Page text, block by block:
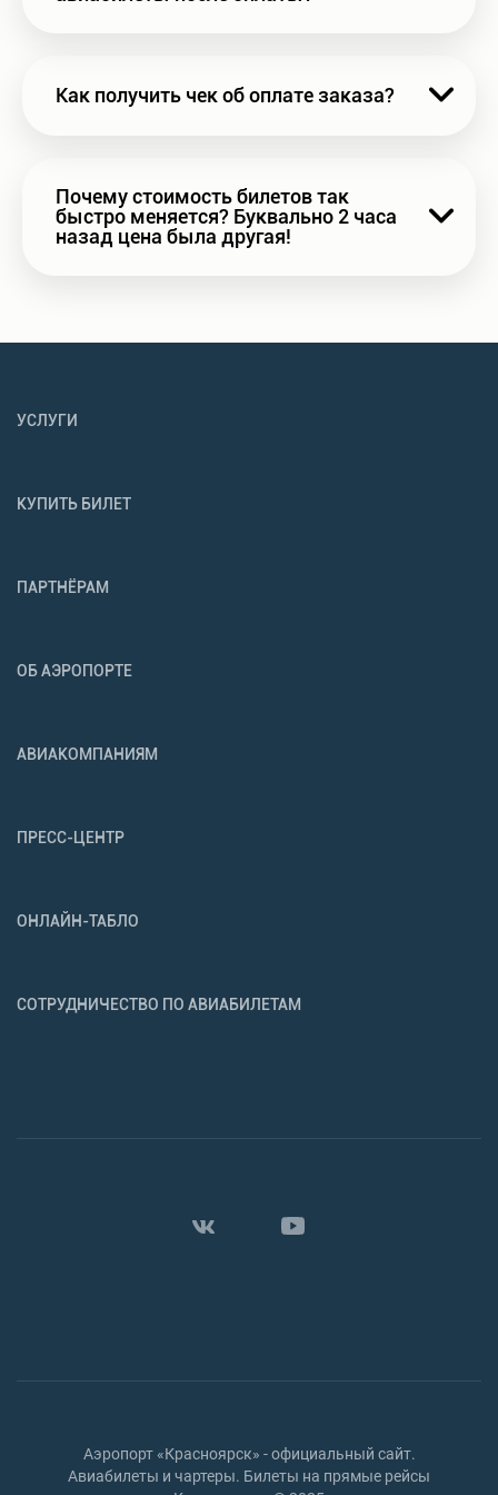
Как получить чек об оплате заказа?
Почему стоимость билетов так
быстро меняется? Буквально 2 часа
назад цена была другая!
УСЛУГИ
КУПИТЬ БИЛЕТ
ПАРТНЁРАМ
ОБ АЭРОПОРТЕ
АВИАКОМПАНИЯМ
ПРЕСС-ЦЕНТР
ОНЛАЙН-ТАБЛО
СОТРУДНИЧЕСТВО ПО АВИАБИЛЕТАМ
Аэропорт «Красноярск» - официальный сайт.
Авиабилеты и чартеры. Билеты на прямые рейсы